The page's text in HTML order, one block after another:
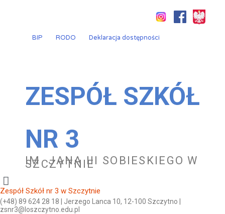
BIP
RODO Deklaracja dostępności
ZESPÓŁ SZKÓŁ
NR 3
IM. JANA III SOBIESKIEGO W
SZCZYTNIE
Zespół Szkół nr 3 w Szczytnie
(+48) 89 624 28 18 | Jerzego Lanca 10, 12-100 Szczytno |
zsnr3@loszczytno.edu.pl